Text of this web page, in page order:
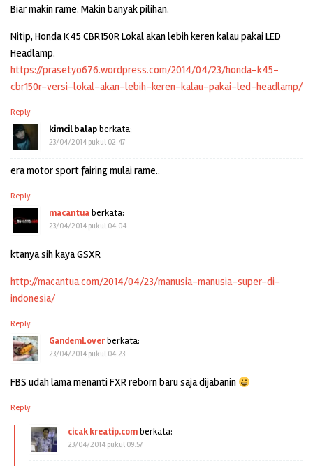
Biar makin rame. Makin banyak pilihan.
Nitip, Honda K45 CBR150R Lokal akan lebih keren kalau pakai LED
Headlamp.
https://prasetyo676.wordpress.com/2014/04/23/honda-k45-
cbr150r-versi-lokal-akan-lebih-keren-kalau-pakai-led-headlamp/
Reply
kimcil balapberkata:
23/04/2014 pukul 02:47
era motor sport fairing mulai rame..
Reply
macantuaberkata:
23/04/2014 pukul 04:04
ktanya sih kaya GSXR
http://macantua.com/2014/04/23/manusia-manusia-super-di-
indonesia/
Reply
GandemLoverberkata:
23/04/2014 pukul 04:23
FBS udah lama menanti FXR reborn baru saja dijabanin
Reply
cicak kreatip.comberkata:
23/04/2014 pukul 09:57